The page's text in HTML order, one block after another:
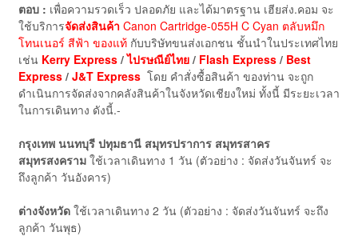
ตอบ : เพื่อความรวดเร็ว ปลอดภัย และได้มาตรฐาน เฮียส่ง.คอม จะ
ใช้บริการจัดส่งสินค้า Canon Cartridge-055H C Cyan ตลับหมึก
โทนเนอร์ สีฟ้า ของแท้ กับบริษัทขนส่งเอกชน ชั้นนำในประเทศไทย
เช่น Kerry Express/ไปรษณีย์ไทย/ Flash Express/ Best
Express/ J&T Expressโดย คำสั่งซื้อสินค้า ของท่าน จะถูก
ดำเนินการจัดส่งจากคลังสินค้าในจังหวัดเชียงใหม่ ทั้งนี้ มีระยะเวลา
ในการเดินทาง ดังนี้.-
กรุงเทพ นนทบุรี ปทุมธานี สมุทรปราการ สมุทรสาคร
สมุทรสงครามใช้เวลาเดินทาง 1 วัน (ตัวอย่าง : จัดส่งวันจันทร์ จะ
ถึงลูกค้า วันอังคาร)
ต่างจังหวัดใช้เวลาเดินทาง 2 วัน (ตัวอย่าง : จัดส่งวันจันทร์ จะถึง
ลูกค้า วันพุธ)